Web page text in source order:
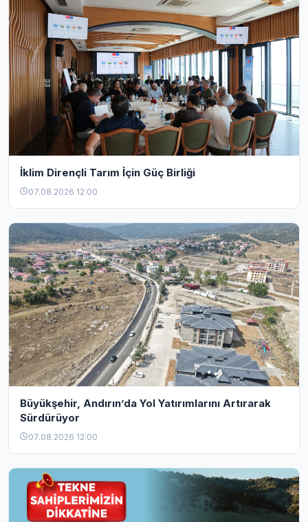
İklim Dirençli Tarım İçin Güç Birliği
07.08.2026 12:00
Büyükşehir, Andırın’da Yol Yatırımlarını Artırarak
Sürdürüyor
07.08.2026 12:00